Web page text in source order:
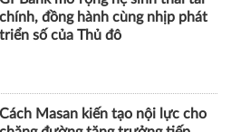
chặng đường tăng trưởng tiếp
theo
Đất khỏe, cây khỏe, người nông
dân thêm niềm tin